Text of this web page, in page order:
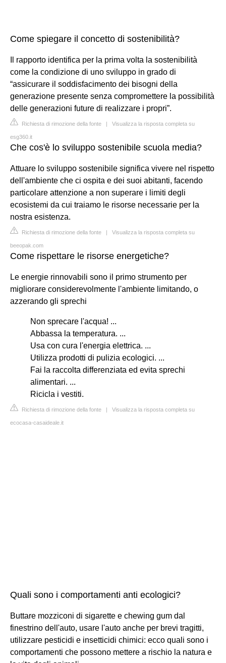
Come spiegare il concetto di sostenibilità?
Il rapporto identifica per la prima volta la sostenibilità
come la condizione di uno sviluppo in grado di
“assicurare il soddisfacimento dei bisogni della
generazione presente senza compromettere la possibilità
delle generazioni future di realizzare i propri”.
Richiesta di rimozione della fonte | Visualizza la risposta completa su
esg360.it
Che cos'è lo sviluppo sostenibile scuola media?
Attuare lo sviluppo sostenibile significa vivere nel rispetto
dell'ambiente che ci ospita e dei suoi abitanti, facendo
particolare attenzione a non superare i limiti degli
ecosistemi da cui traiamo le risorse necessarie per la
nostra esistenza.
Richiesta di rimozione della fonte | Visualizza la risposta completa su
beeopak.com
Come rispettare le risorse energetiche?
Le energie rinnovabili sono il primo strumento per
migliorare considerevolmente l'ambiente limitando, o
azzerando gli sprechi
Non sprecare l'acqua! ...
Abbassa la temperatura. ...
Usa con cura l'energia elettrica. ...
Utilizza prodotti di pulizia ecologici. ...
Fai la raccolta differenziata ed evita sprechi
alimentari. ...
Ricicla i vestiti.
Richiesta di rimozione della fonte | Visualizza la risposta completa su
ecocasa-casaideale.it
Quali sono i comportamenti anti ecologici?
Buttare mozziconi di sigarette e chewing gum dal
finestrino dell'auto, usare l'auto anche per brevi tragitti,
utilizzare pesticidi e insetticidi chimici: ecco quali sono i
comportamenti che possono mettere a rischio la natura e